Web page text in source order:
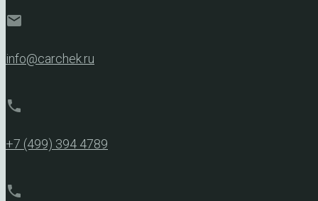
mail
info@carchek.ru
phone
+7 (499) 394 4789
phone